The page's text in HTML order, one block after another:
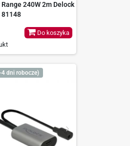
240W 2m Delock
81148
Do koszyka
4 dni robocze)